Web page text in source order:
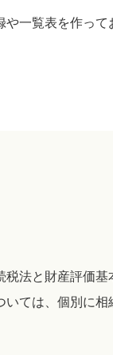
一覧表を作っ
法と財産評価基
ては、個別に